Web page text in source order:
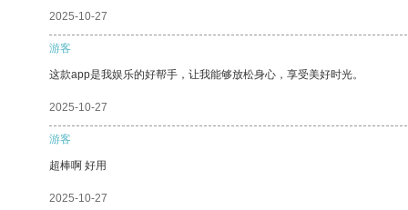
2025-10-27
游客
这款app是我娱乐的好帮手，让我能够放松身心，享受美好时光。
2025-10-27
游客
超棒啊 好用
2025-10-27